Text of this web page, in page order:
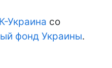
Украина со
фонд Украины.